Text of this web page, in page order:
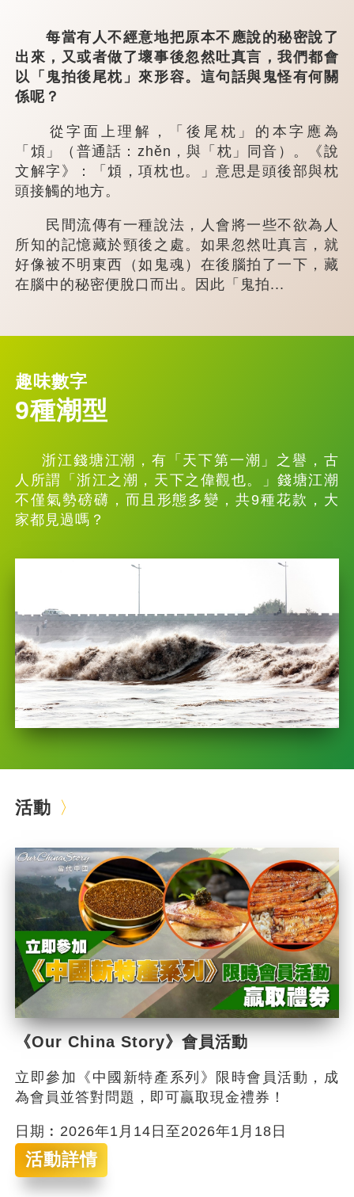
每當有人不經意地把原本不應說的秘密說了
出來，又或者做了壞事後忽然吐真言，我們都會
以「鬼拍後尾枕」來形容。這句話與鬼怪有何關
係呢？
從字面上理解，「後尾枕」的本字應為
「䪴」（普通話：zhěn，與「枕」同音）。《說
文解字》：「䪴，項枕也。」意思是頭後部與枕
頭接觸的地方。
民間流傳有一種說法，人會將一些不欲為人
所知的記憶藏於頸後之處。如果忽然吐真言，就
好像被不明東西（如鬼魂）在後腦拍了一下，藏
在腦中的秘密便脫口而出。因此「鬼拍...
趣味數字
9種潮型
浙江錢塘江潮，有「天下第一潮」之譽，古
人所謂「浙江之潮，天下之偉觀也。」錢塘江潮
不僅氣勢磅礴，而且形態多變，共9種花款，大
家都見過嗎？
活動
《Our China Story》會員活動
立即參加《中國新特產系列》限時會員活動，成
為會員並答對問題，即可贏取現金禮券！
日期︰2026年1月14日至2026年1月18日
活動詳情